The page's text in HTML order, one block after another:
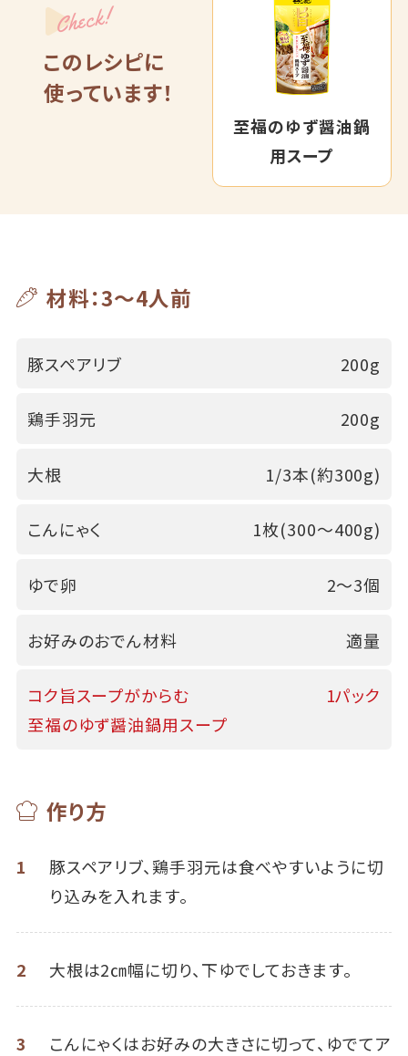
Check!
このレシピに
使っています！
至福のゆず醤油鍋
用スープ
材料：3～4人前
豚スペアリブ 200g
鶏手羽元 200g
大根 1/3本(約300g)
こんにゃく 1枚(300～400g)
ゆで卵 2～3個
お好みのおでん材料 適量
コク旨スープがからむ
至福のゆず醤油鍋用スープ
1パック
作り方
1
豚スペアリブ、鶏手羽元は食べやすいように切
り込みを入れます。
2 大根は2㎝幅に切り、下ゆでしておきます。
3
こんにゃくはお好みの大きさに切って、ゆでてア